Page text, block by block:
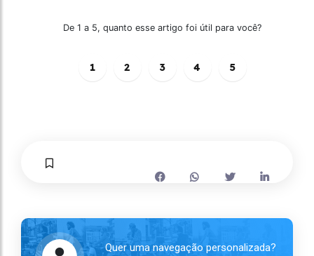
De 1 a 5, quanto esse artigo foi útil para você?
1 2 3 4 5
Quer uma navegação personalizada?